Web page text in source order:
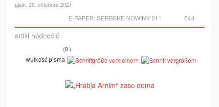
pjatk, 29. oktobera 2021
544
E-PAPER:SERBSKE NOWINY 211
artikl hódnoćić
(0 )
wulkosć pisma